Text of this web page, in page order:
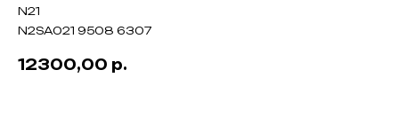
N21
N2SA021 9508 6307
12300,00 р.